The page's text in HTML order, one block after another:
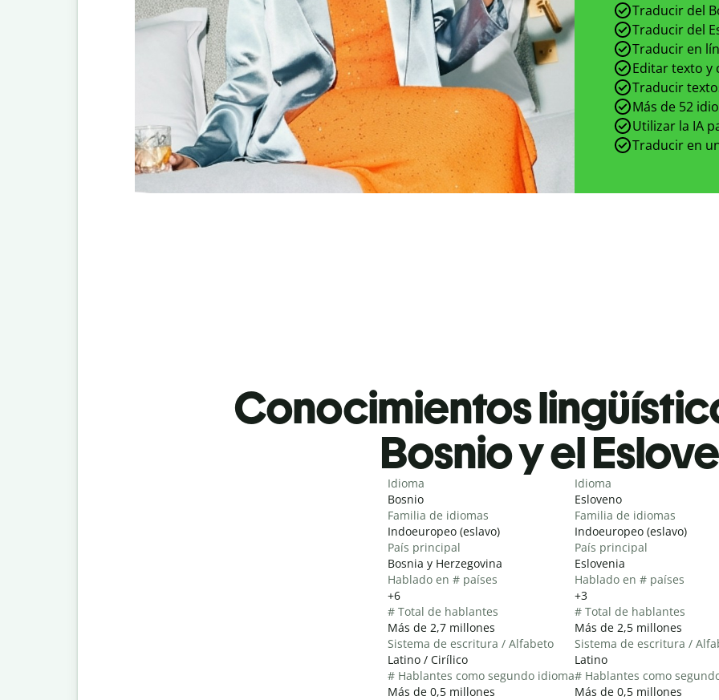
Traducir del
Traducir del
Traducir en
Editar texto y
Traducir
Más de 52
Utilizar la IA
Traducir en
Conocimientos
Bosnio y el
Idioma
Bosnio
Familia de idiomas
Indoeuropeo (eslavo)
País principal
Bosnia y Herzegovina
Hablado en # países
+6
# Total de hablantes
Más de 2,7 millones
Sistema de escritura / Alfabeto
Latino / Cirílico
# Hablantes como segundo idioma
Más de 0,5 millones
Idioma
Esloveno
Familia de idiomas
Indoeuropeo (eslavo)
País principal
Eslovenia
Hablado en # países
+3
# Total de hablantes
Más de 2,5 millones
Sistema de escritura /
Latino
# Hablantes como
Más de 0,5 millones